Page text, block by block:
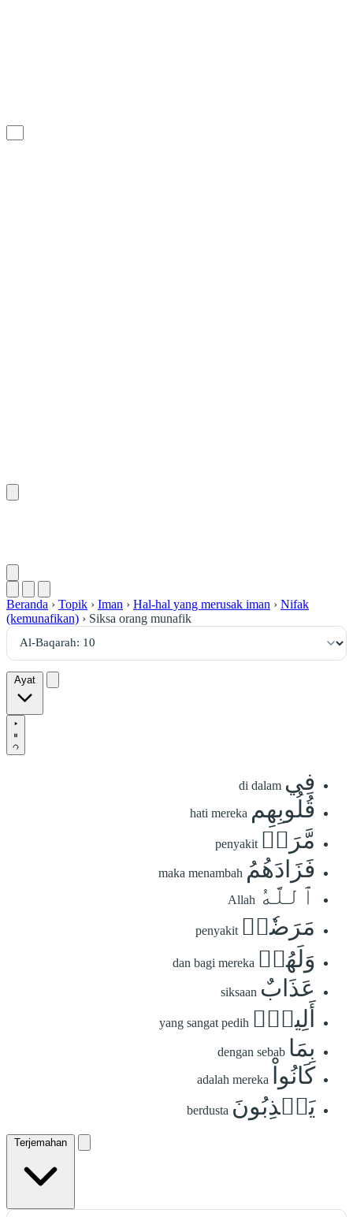
Beranda › Topik › Iman › Hal-hal yang merusak iman › Nifak
(kemunafikan) › Siksa orang munafik
Ayat
فِي di dalam
قُلُوبِهِم hati mereka
مَّرَضٞ penyakit
فَزَادَهُمُ maka menambah
ٱللَّهُ Allah
مَرَضٗاۖ penyakit
وَلَهُمۡ dan bagi mereka
عَذَابٌ siksaan
أَلِيمُۢ yang sangat pedih
بِمَا dengan sebab
كَانُواْ adalah mereka
يَكۡذِبُونَ berdusta
Terjemahan